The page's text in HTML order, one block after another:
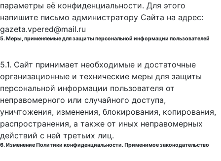
параметры её конфиденциальности. Для этого
напишите письмо администратору Сайта на адрес:
gazeta.vpered@mail.ru
5. Меры, применяемые для защиты персональной информации пользователей
5.1. Сайт принимает необходимые и достаточные
организационные и технические меры для защиты
персональной информации пользователя от
неправомерного или случайного доступа,
уничтожения, изменения, блокирования, копирования,
распространения, а также от иных неправомерных
действий с ней третьих лиц.
6. Изменение Политики конфиденциальности. Применимое законодательство